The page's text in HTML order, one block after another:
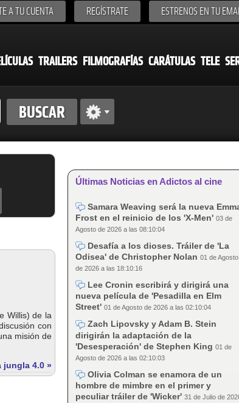
A TU CUENTA REGÍSTRATE ESTRENOS EN TU
TRAILERS FILMOGRAFÍAS CARÁTULAS TELE
Willis) de la
con
misión de
jungla 4.0 »
Últimas Noticias en Adictos al cine
Samara Weaving será la nueva
Frost en el reinicio de los 'X-Men' 03 de
Agosto de 2026 a las 08:10:04
Desafía a los dioses. Tráiler de 'La
Odisea' de Christopher Nolan 01 de Agosto
de 2026 a las 18:10:16
Lee Cronin escribirá y dirigirá una
nueva película de 'Pesadilla en Elm
Street' 01 de Agosto de 2026 a las 02:10:04
Zach Lipovsky y Adam B. Stein
dirigirán la adaptación de la
'Desesperación' de Stephen King 01 de
Agosto de 2026 a las 02:10:03
Olivia Colman se enamora de un
hombre de mimbre en el primer y
peculiar tráiler de 'Wicker' 31 de Julio de